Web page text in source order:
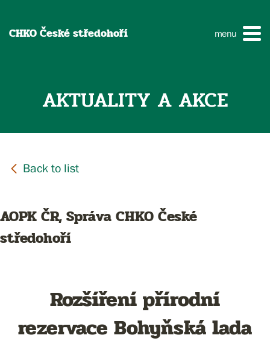
CHKO České středohoří menu
AKTUALITY A AKCE
AOPK ČR, Správa CHKO České
středohoří
Rozšíření přírodní
rezervace Bohyňská lada